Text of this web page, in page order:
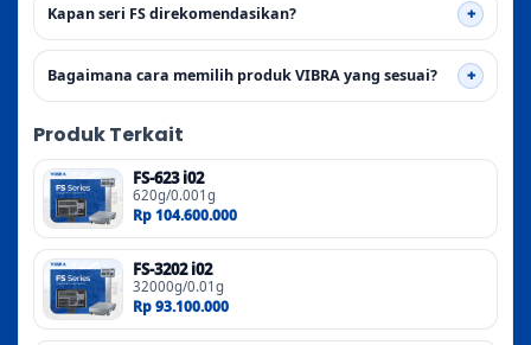
Kapan seri FS direkomendasikan?
Bagaimana cara memilih produk VIBRA yang sesuai?
Produk Terkait
FS-623 i02
620g/0.001g
Rp 104.600.000
FS-3202 i02
32000g/0.01g
Rp 93.100.000